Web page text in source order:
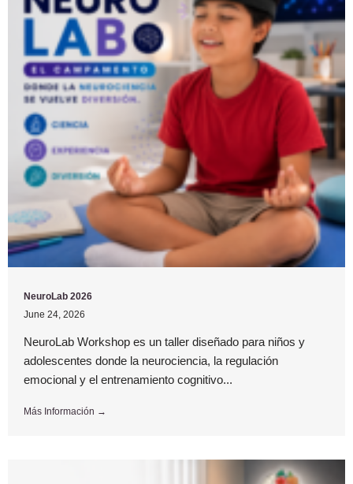
NeuroLab 2026
June 24, 2026
NeuroLab Workshop es un taller diseñado para niños y
adolescentes donde la neurociencia, la regulación
emocional y el entrenamiento cognitivo...
Más Información →